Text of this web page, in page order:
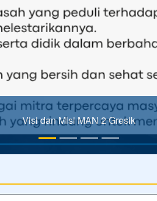
Pembukaan kegiatan Matamuda,